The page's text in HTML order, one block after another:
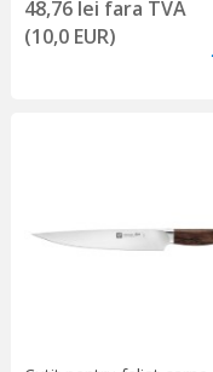
48,76 lei fara TVA
(10,0 EUR)